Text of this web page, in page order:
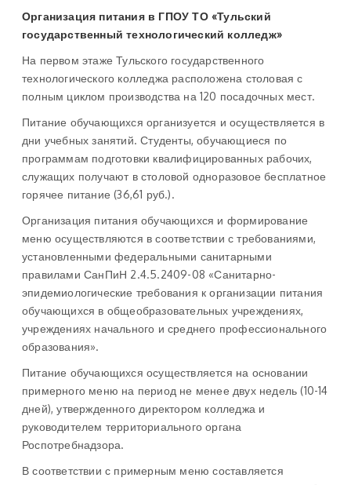
Организация питания в ГПОУ ТО «Тульский
государственный технологический колледж»
На первом этаже Тульского государственного
технологического колледжа расположена столовая с
полным циклом производства на 120 посадочных мест.
Питание обучающихся организуется и осуществляется в
дни учебных занятий. Студенты, обучающиеся по
программам подготовки квалифицированных рабочих,
служащих получают в столовой одноразовое бесплатное
горячее питание (36,61 руб.).
Организация питания обучающихся и формирование
меню осуществляются в соответствии с требованиями,
установленными федеральными санитарными
правилами СанПиН 2.4.5.2409-08 «Санитарно-
эпидемиологические требования к организации питания
обучающихся в общеобразовательных учреждениях,
учреждениях начального и среднего профессионального
образования».
Питание обучающихся осуществляется на основании
примерного меню на период не менее двух недель (10-14
дней), утвержденного директором колледжа и
руководителем территориального органа
Роспотребнадзора.
В соответствии с примерным меню составляется